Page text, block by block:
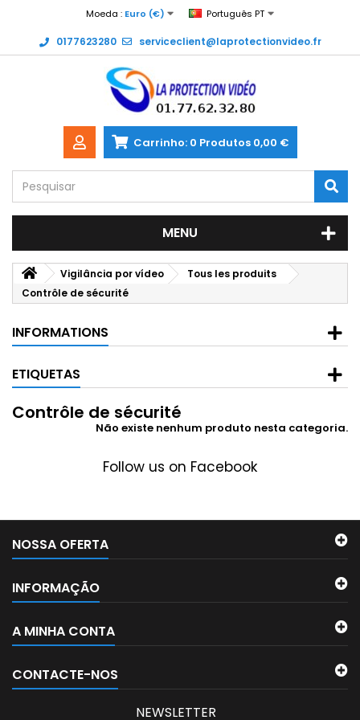
Moeda : Euro (€) Português PT
0177623280 serviceclient@laprotectionvideo.fr
Carrinho: 0 Produtos 0,00 €
MENU
Vigilância por vídeo
Tous les produits
Contrôle de sécurité
INFORMATIONS
ETIQUETAS
Contrôle de sécurité
Não existe nenhum produto nesta categoria.
Follow us on Facebook
NOSSA OFERTA
INFORMAÇÃO
A MINHA CONTA
CONTACTE-NOS
NEWSLETTER